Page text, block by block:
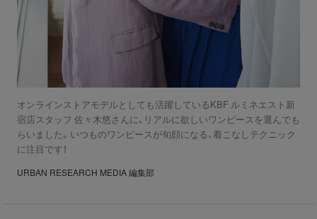
オンラインストアモデルとしても活躍しているKBF ルミネエスト新
宿店スタッフ 佐々木悠さんに、リアルに欲しいワンピースを選んでも
らいました。いつものワンピースが旬顔になる、着こなしテクニック
に注目です！
URBAN RESEARCH MEDIA 編集部